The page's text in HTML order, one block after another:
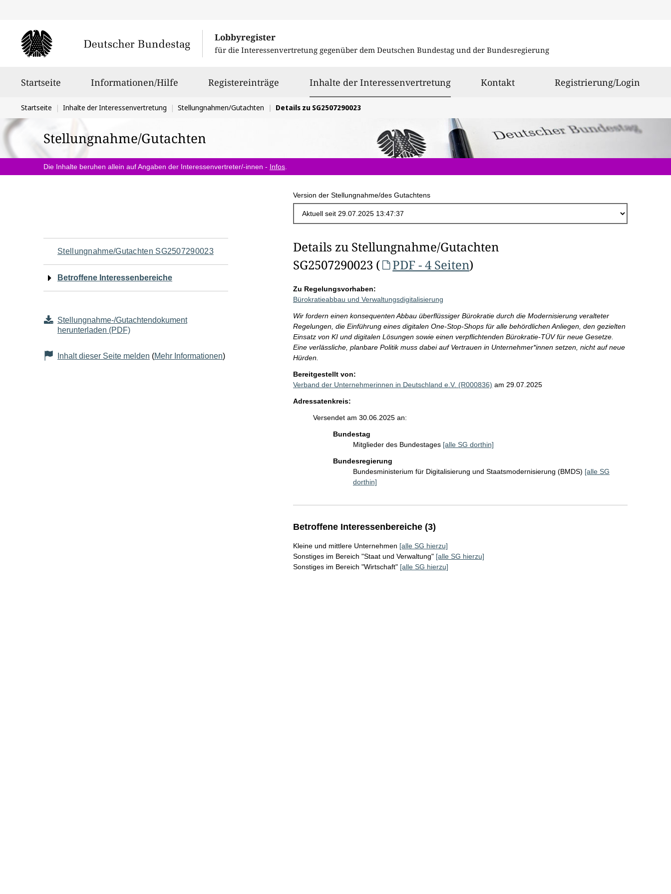
Lobbyregister
für die Interessenvertretung gegenüber dem Deutschen Bundestag und der Bundesregierung
Startseite Informationen/Hilfe Registereinträge Inhalte der Interessenvertretungausgewählt
Kontakt Registrierung/Login
Sie
befinden
sich
hier:
Startseite Inhalte der Interessenvertretung Stellungnahmen/Gutachten Details zu SG2507290023
Stellungnahme/Gutachten
Die Inhalte beruhen allein auf Angaben der Interessenvertreter/-innen - Infos
Version der Stellungnahme/des Gutachtens
Navigation
für
Seiteninhalt
Stellungnahme/Gutachten SG2507290023
Betroffene Interessenbereiche
Stellungnahme-/Gutachtendokument
herunterladen (PDF)
Inhalt dieser Seite melden (Mehr Informationen)
Details zu Stellungnahme/Gutachten
SG2507290023 (
PDF - 4 Seiten)
Zu Regelungsvorhaben:
Bürokratieabbau und Verwaltungsdigitalisierung
Wir fordern einen konsequenten Abbau überflüssiger Bürokratie durch die Modernisierung veralteter
Regelungen, die Einführung eines digitalen One-Stop-Shops für alle behördlichen Anliegen, den gezielten
Einsatz von KI und digitalen Lösungen sowie einen verpflichtenden Bürokratie-TÜV für neue Gesetze.
Eine verlässliche, planbare Politik muss dabei auf Vertrauen in Unternehmer*innen setzen, nicht auf neue
Hürden.
Bereitgestellt von:
Verband der Unternehmerinnen in Deutschland e.V. (R000836) am 29.07.2025
Adressatenkreis:
Versendet am 30.06.2025 an:
Bundestag
Mitglieder des Bundestages [alle SG dorthin]
Bundesregierung
Bundesministerium für Digitalisierung und Staatsmodernisierung (BMDS) [alle SG
dorthin]
Betroffene Interessenbereiche (3)
Kleine und mittlere Unternehmen [alle SG hierzu]
Sonstiges im Bereich "Staat und Verwaltung" [alle SG hierzu]
Sonstiges im Bereich "Wirtschaft" [alle SG hierzu]